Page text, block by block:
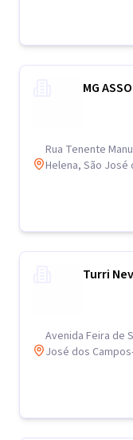
MG
Rua Tenente
Helena, São José
Turri
Avenida Feira de
José dos